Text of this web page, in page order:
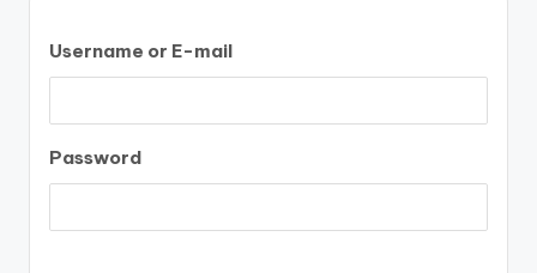
Username or E-mail
Password